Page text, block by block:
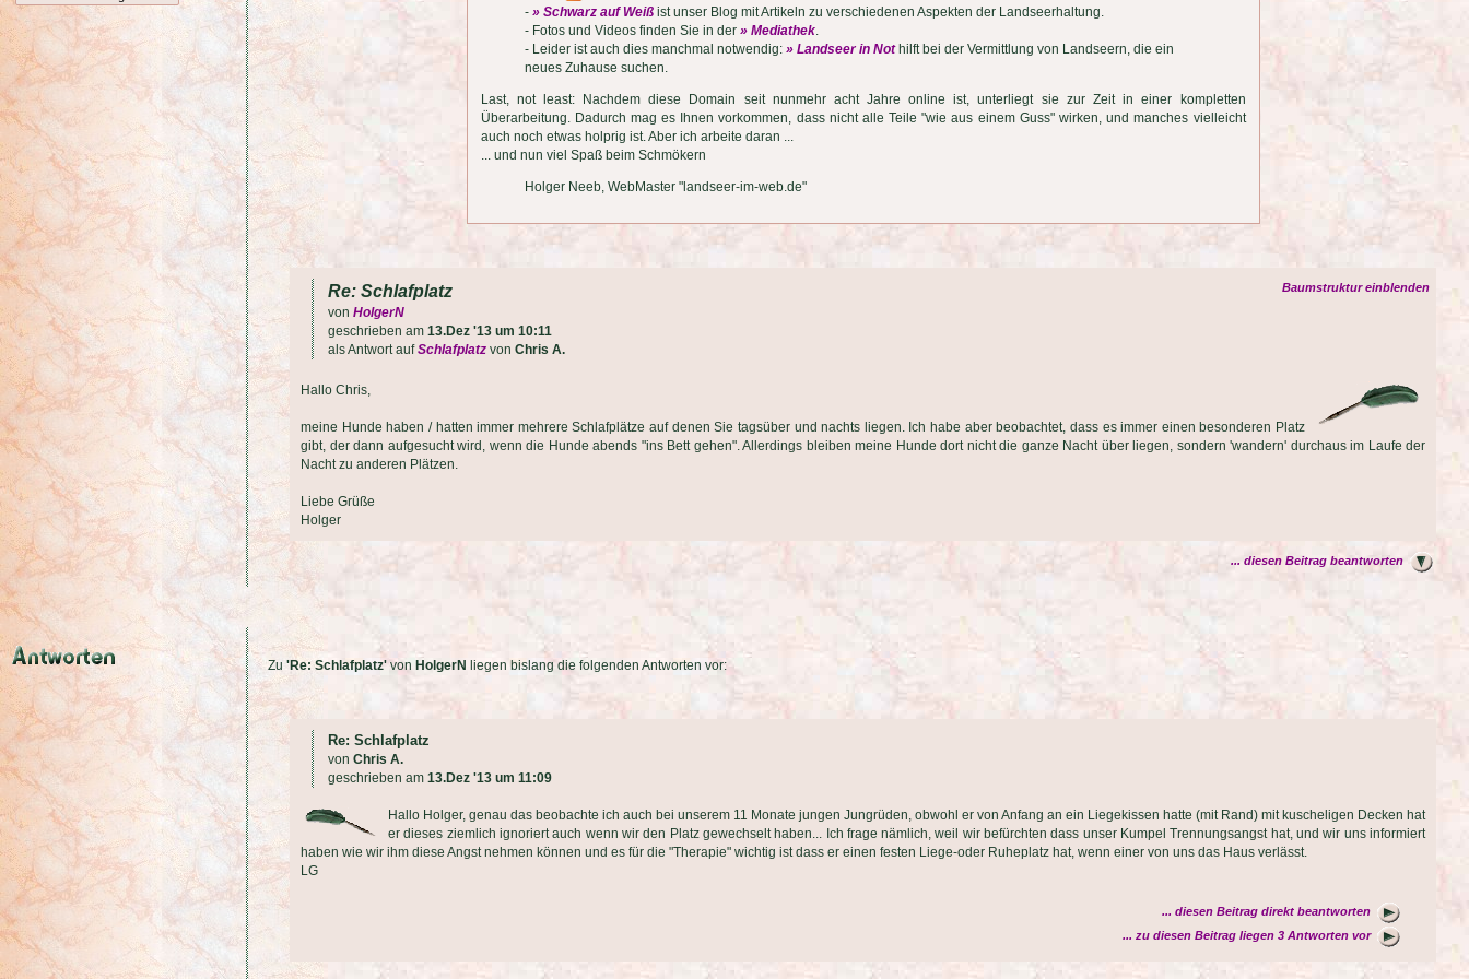
- » Schwarz auf Weißist unser Blog mit Artikeln zu verschiedenen Aspekten der Landseerhaltung.
- Fotos und Videos finden Sie in der » Mediathek.
- Leider ist auch dies manchmal notwendig: » Landseer in Nothilft bei der Vermittlung von Landseern, die ein
neues Zuhause suchen.
Last, not least: Nachdem diese Domain seit nunmehr acht Jahre online ist, unterliegt sie zur Zeit in einer kompletten
Überarbeitung. Dadurch mag es Ihnen vorkommen, dass nicht alle Teile "wie aus einem Guss" wirken, und manches vielleicht
auch noch etwas holprig ist. Aber ich arbeite daran ...
... und nun viel Spaß beim Schmökern
Holger Neeb, WebMaster "landseer-im-web.de"
Baumstruktur einblenden
Re: Schlafplatz
von HolgerN
geschrieben am 13.Dez '13 um 10:11
als Antwort aufSchlafplatz von Chris A.
Hallo Chris,
meine Hunde haben / hatten immer mehrere Schlafplätze auf denen Sie tagsüber und nachts liegen. Ich habe aber beobachtet, dass es immer einen besonderen Platz
gibt, der dann aufgesucht wird, wenn die Hunde abends "ins Bett gehen". Allerdings bleiben meine Hunde dort nicht die ganze Nacht über liegen, sondern 'wandern' durchaus im Laufe der
Nacht zu anderen Plätzen.
Liebe Grüße
Holger
... diesen Beitrag beantworten
Zu 'Re: Schlafplatz'von HolgerN liegen bislang die folgenden Antworten vor:
Re: Schlafplatz
von Chris A.
geschrieben am 13.Dez '13 um 11:09
Hallo Holger, genau das beobachte ich auch bei unserem 11 Monate jungen Jungrüden, obwohl er von Anfang an ein Liegekissen hatte (mit Rand) mit kuscheligen Decken hat
er dieses ziemlich ignoriert auch wenn wir den Platz gewechselt haben... Ich frage nämlich, weil wir befürchten dass unser Kumpel Trennungsangst hat, und wir uns informiert
haben wie wir ihm diese Angst nehmen können und es für die "Therapie" wichtig ist dass er einen festen Liege-oder Ruheplatz hat, wenn einer von uns das Haus verlässt.
LG
... diesen Beitrag direkt beantworten
... zu diesen Beitrag liegen 3 Antworten vor